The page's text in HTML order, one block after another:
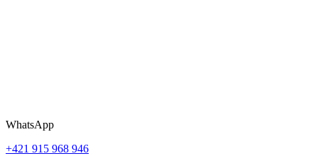
WhatsApp
+421 915 968 946